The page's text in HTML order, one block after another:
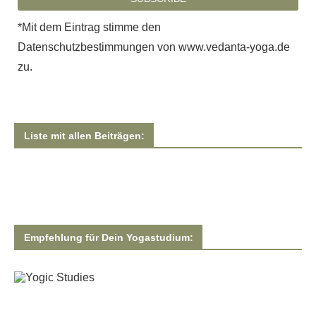
*Mit dem Eintrag stimme den
Datenschutzbestimmungen von www.vedanta-yoga.de
zu.
Liste mit allen Beiträgen:
Empfehlung für Dein Yogastudium: